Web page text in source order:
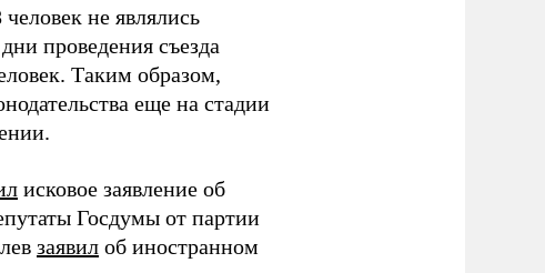
не являлись
проведения съезда
Таким образом,
еще на стадии
исковое заявление об
Госдумы от партии
заявил об иностранном